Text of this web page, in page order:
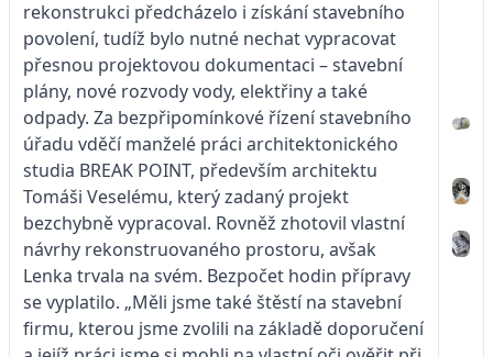
rekonstrukci předcházelo i získání stavebního
povolení, tudíž bylo nutné nechat vypracovat
přesnou projektovou dokumentaci – stavební
plány, nové rozvody vody, elektřiny a také
odpady. Za bezpřipomínkové řízení stavebního
úřadu vděčí manželé práci architektonického
studia BREAK POINT, především architektu
Tomáši Veselému, který zadaný projekt
bezchybně vypracoval. Rovněž zhotovil vlastní
návrhy rekonstruovaného prostoru, avšak
Lenka trvala na svém. Bezpočet hodin přípravy
se vyplatilo. „Měli jsme také štěstí na stavební
firmu, kterou jsme zvolili na základě doporučení